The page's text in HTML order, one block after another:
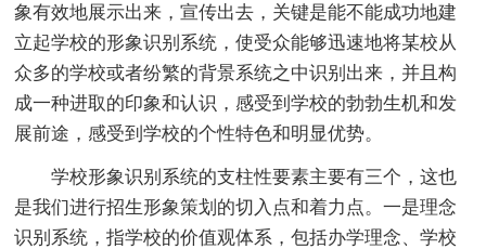
象有效地展示出来，宣传出去，关键是能不能成功地建
立起学校的形象识别系统，使受众能够迅速地将某校从
众多的学校或者纷繁的背景系统之中识别出来，并且构
成一种进取的印象和认识，感受到学校的勃勃生机和发
展前途，感受到学校的个性特色和明显优势。
学校形象识别系统的支柱性要素主要有三个，这也
是我们进行招生形象策划的切入点和着力点。一是理念
识别系统，指学校的价值观体系，包括办学理念、学校